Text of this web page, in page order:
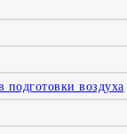
подготовки воздуха